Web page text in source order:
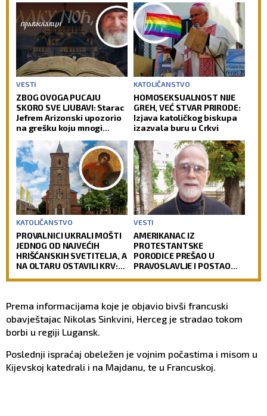
VESTI
ZBOG OVOGA PUCAJU
SKORO SVE LJUBAVI: Starac
Jefrem Arizonski upozorio
na grešku koju mnogi
KATOLIČANSTVO
HOMOSEKSUALNOST NIJE
GREH, VEĆ STVAR PRIRODE:
Izjava katoličkog biskupa
izazvala buru u Crkvi
KATOLIČANSTVO
PROVALNICI UKRALI MOŠTI
JEDNOG OD NAJVEĆIH
HRIŠĆANSKIH SVETITELJA, A
NA OLTARU OSTAVILI KRV:
VESTI
AMERIKANAC IZ
PROTESTANTSKE
PORODICE PREŠAO U
PRAVOSLAVLJE I POSTAO
putu preobraćenja
Prema informacijama koje je objavio bivši francuski
obavještajac Nikolas Sinkvini, Herceg je stradao tokom
borbi u regiji Lugansk.
Poslednji ispraćaj obeležen je vojnim počastima i misom u
Kijevskoj katedrali i na Majdanu, te u Francuskoj.